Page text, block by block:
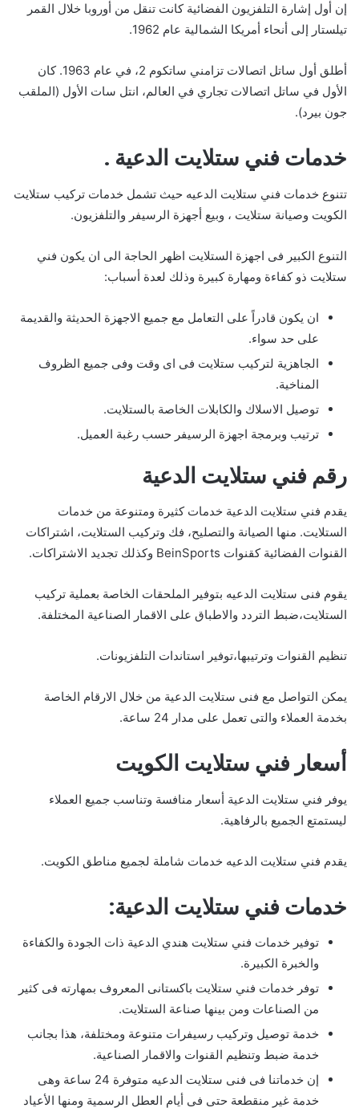
إن أول إشارة التلفزيون الفضائية كانت تنقل من أوروبا خلال القمر
تيلستار إلى أنحاء أمريكا الشمالية عام 1962.
أطلق أول ساتل اتصالات تزامني ساتكوم 2، في عام 1963. كان
الأول في ساتل اتصالات تجاري في العالم، انتل سات الأول (الملقب
جون بيرد).
خدمات فني ستلايت الدعية .
تتنوع خدمات فني ستلايت الدعيه حيث تشمل خدمات تركيب ستلايت
الكويت وصيانة ستلايت ، وبيع أجهزة الرسيفر والتلفزيون.
التنوع الكبير فى اجهزة الستلايت اظهر الحاجة الى ان يكون فني
ستلايت ذو كفاءة ومهارة كبيرة وذلك لعدة أسباب:
ان يكون قادراً على التعامل مع جميع الاجهزة الحديثة والقديمة
على حد سواء.
الجاهزية لتركيب ستلايت فى اى وقت وفى جميع الظروف
المناخية.
توصيل الاسلاك والكابلات الخاصة بالستلايت.
ترتيب وبرمجة اجهزة الرسيفر حسب رغبة العميل.
رقم فني ستلايت الدعية
يقدم فني ستلايت الدعية خدمات كثيرة ومتنوعة من خدمات
الستلايت. منها الصيانة والتصليح، فك وتركيب الستلايت، اشتراكات
القنوات الفضائية كقنوات BeinSports وكذلك تجديد الاشتراكات.
يقوم فنى ستلايت الدعيه بتوفير الملحقات الخاصة بعملية تركيب
الستلايت،ضبط التردد والاطباق على الاقمار الصناعية المختلفة.
تنظيم القنوات وترتيبها،توفير استاندات التلفزيونات.
يمكن التواصل مع فنى ستلايت الدعية من خلال الارقام الخاصة
بخدمة العملاء والتى تعمل على مدار 24 ساعة.
أسعار فني ستلايت الكويت
يوفر فني ستلايت الدعية أسعار منافسة وتناسب جميع العملاء
ليستمتع الجميع بالرفاهية.
يقدم فني ستلايت الدعيه خدمات شاملة لجميع مناطق الكويت.
خدمات فني ستلايت الدعية:
توفير خدمات فني ستلايت هندي الدعية ذات الجودة والكفاءة
والخبرة الكبيرة.
توفر خدمات فني ستلايت باكستانى المعروف بمهارته فى كثير
من الصناعات ومن بينها صناعة الستلايت.
خدمة توصيل وتركيب رسيفرات متنوعة ومختلفة، هذا بجانب
خدمة ضبط وتنظيم القنوات والاقمار الصناعية.
إن خدماتنا فى فنى ستلايت الدعيه متوفرة 24 ساعة وهى
خدمة غير منقطعة حتى فى أيام العطل الرسمية ومنها الأعياد